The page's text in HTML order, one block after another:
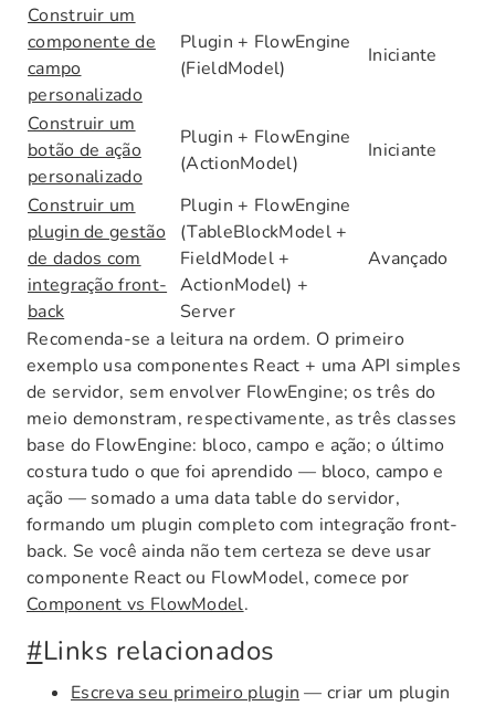
Construir um
componente de
campo
personalizado
Plugin + FlowEngine
(FieldModel)
Iniciante
Construir um
botão de ação
personalizado
Plugin + FlowEngine
(ActionModel)
Iniciante
Construir um
plugin de gestão
de dados com
integração front-
back
Plugin + FlowEngine
(TableBlockModel +
FieldModel +
ActionModel) +
Server
Avançado
Recomenda-se a leitura na ordem. O primeiro
exemplo usa componentes React + uma API simples
de servidor, sem envolver FlowEngine; os três do
meio demonstram, respectivamente, as três classes
base do FlowEngine: bloco, campo e ação; o último
costura tudo o que foi aprendido — bloco, campo e
ação — somado a uma data table do servidor,
formando um plugin completo com integração front-
back. Se você ainda não tem certeza se deve usar
componente React ou FlowModel, comece por
Component vs FlowModel.
#Links relacionados
Escreva seu primeiro plugin — criar um plugin